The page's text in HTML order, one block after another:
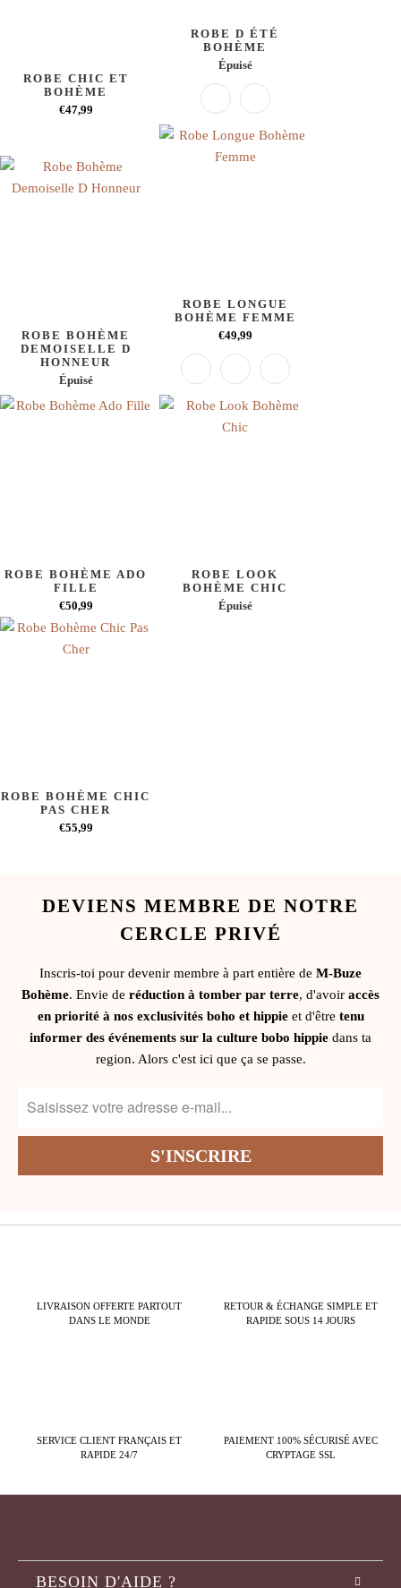
ROBE CHIC ET
BOHÈME
€47,99
ROBE D ÉTÉ
BOHÈME
Épuisé
ROBE BOHÈME
DEMOISELLE D
HONNEUR
Épuisé
ROBE LONGUE
BOHÈME FEMME
€49,99
ROBE BOHÈME ADO
FILLE
€50,99
ROBE LOOK
BOHÈME CHIC
Épuisé
ROBE BOHÈME CHIC
PAS CHER
€55,99
DEVIENS MEMBRE DE NOTRE
CERCLE PRIVÉ
Inscris-toi pour devenir membre à part entière de M-Buze
Bohème. Envie de réduction à tomber par terre, d'avoir accès
en priorité à nos exclusivités boho et hippieet d'être tenu
informer des événements sur la culture bobo hippie dans ta
region. Alors c'est ici que ça se passe.
LIVRAISON OFFERTE PARTOUT
DANS LE MONDE
RETOUR & ÉCHANGE SIMPLE ET
RAPIDE SOUS 14 JOURS
SERVICE CLIENT FRANÇAIS ET
RAPIDE 24/7
PAIEMENT 100% SÉCURISÉ AVEC
CRYPTAGE SSL
BESOIN D'AIDE ?